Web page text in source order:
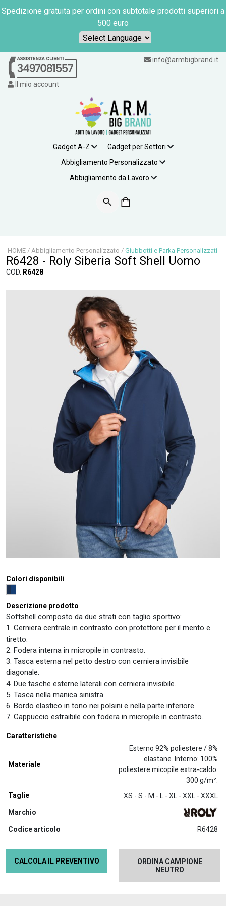
Spedizione gratuita per ordini con subtotale prodotti superiori a
500 euro
Powered by
info@armbigbrand.it
Il mio account
Gadget A-Z
Gadget per Settori
Abbigliamento Personalizzato
Abbigliamento da Lavoro
HOME / Abbigliamento Personalizzato / Giubbotti e Parka Personalizzati
R6428 - Roly Siberia Soft Shell Uomo
COD. R6428
Descrizione prodotto
Softshell composto da due strati con taglio sportivo:
1. Cerniera centrale in contrasto con protettore per il mento e
tiretto.
2. Fodera interna in micropile in contrasto.
3. Tasca esterna nel petto destro con cerniera invisibile
diagonale.
4. Due tasche esterne laterali con cerniera invisibile.
5. Tasca nella manica sinistra.
6. Bordo elastico in tono nei polsini e nella parte inferiore.
7. Cappuccio estraibile con fodera in micropile in contrasto.
Caratteristiche
Materiale
Esterno 92% poliestere / 8%
elastane. Interno: 100%
poliestere micopile extra-caldo.
300 g/m².
Taglie
XS - S - M - L - XL - XXL - XXXL
Marchio
Codice articolo R6428
Colori disponibili
CALCOLA IL PREVENTIVO
ORDINA CAMPIONE
NEUTRO